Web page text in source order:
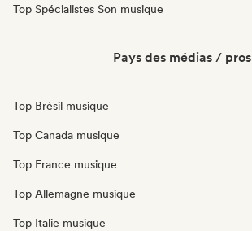
Top Spécialistes Son musique
Pays des médias / pros
Top Brésil musique
Top Canada musique
Top France musique
Top Allemagne musique
Top Italie musique